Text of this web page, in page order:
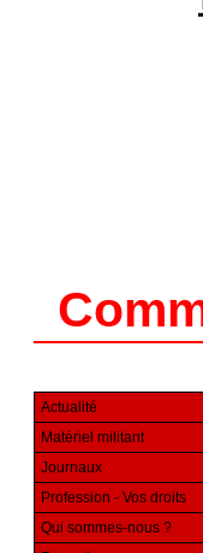
Actualité
Matériel militant
Journaux
Profession - Vos droits
Qui sommes-nous ?